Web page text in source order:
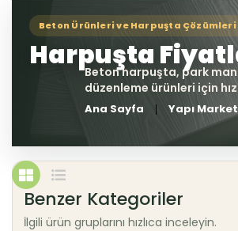
Ana Sayfa Yapı Market
Benzer Kategoriler
İlgili ürün gruplarını hızlıca inceleyin.